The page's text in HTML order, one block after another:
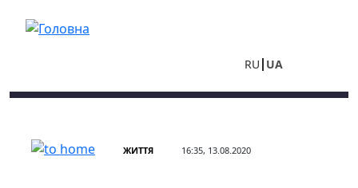
RU UA
ЖИТТЯ 16:35, 13.08.2020